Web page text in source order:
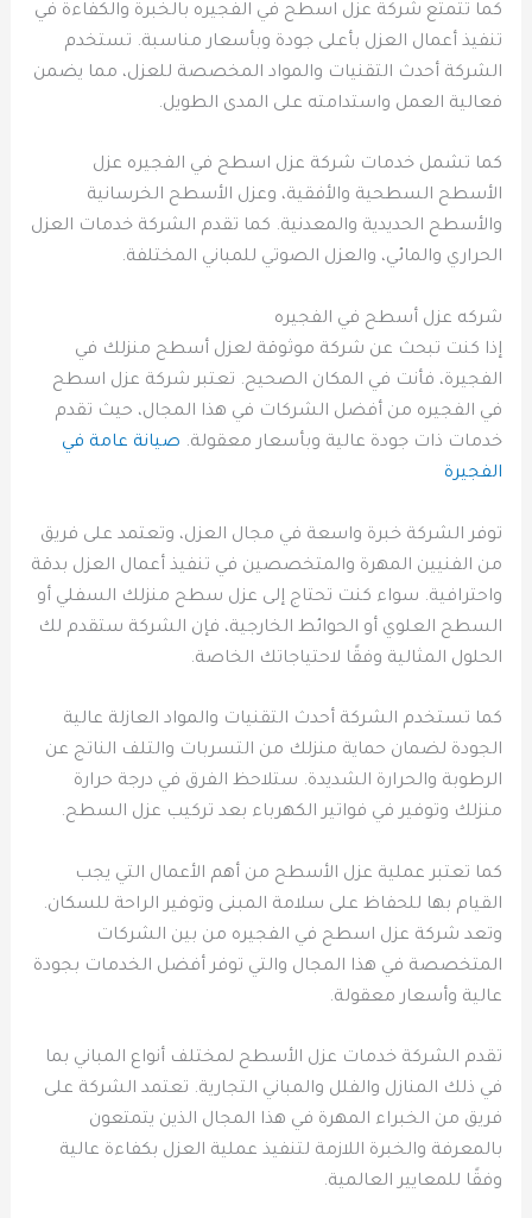
كما تتمتع شركة عزل اسطح في الفجيره بالخبرة والكفاءة في
تنفيذ أعمال العزل بأعلى جودة وبأسعار مناسبة. تستخدم
الشركة أحدث التقنيات والمواد المخصصة للعزل، مما يضمن
فعالية العمل واستدامته على المدى الطويل.
كما تشمل خدمات شركة عزل اسطح في الفجيره عزل
الأسطح السطحية والأفقية، وعزل الأسطح الخرسانية
والأسطح الحديدية والمعدنية. كما تقدم الشركة خدمات العزل
الحراري والمائي، والعزل الصوتي للمباني المختلفة.
شركه عزل أسطح في الفجيره
إذا كنت تبحث عن شركة موثوقة لعزل أسطح منزلك في
الفجيرة، فأنت في المكان الصحيح. تعتبر شركة عزل اسطح
في الفجيره من أفضل الشركات في هذا المجال، حيث تقدم
خدمات ذات جودة عالية وبأسعار معقولة. صيانة عامة في
الفجيرة
توفر الشركة خبرة واسعة في مجال العزل، وتعتمد على فريق
من الفنيين المهرة والمتخصصين في تنفيذ أعمال العزل بدقة
واحترافية. سواء كنت تحتاج إلى عزل سطح منزلك السفلي أو
السطح العلوي أو الحوائط الخارجية، فإن الشركة ستقدم لك
الحلول المثالية وفقًا لاحتياجاتك الخاصة.
كما تستخدم الشركة أحدث التقنيات والمواد العازلة عالية
الجودة لضمان حماية منزلك من التسربات والتلف الناتج عن
الرطوبة والحرارة الشديدة. ستلاحظ الفرق في درجة حرارة
منزلك وتوفير في فواتير الكهرباء بعد تركيب عزل السطح.
كما تعتبر عملية عزل الأسطح من أهم الأعمال التي يجب
القيام بها للحفاظ على سلامة المبنى وتوفير الراحة للسكان.
وتعد شركة عزل اسطح في الفجيره من بين الشركات
المتخصصة في هذا المجال والتي توفر أفضل الخدمات بجودة
عالية وأسعار معقولة.
تقدم الشركة خدمات عزل الأسطح لمختلف أنواع المباني بما
في ذلك المنازل والفلل والمباني التجارية. تعتمد الشركة على
فريق من الخبراء المهرة في هذا المجال الذين يتمتعون
بالمعرفة والخبرة اللازمة لتنفيذ عملية العزل بكفاءة عالية
وفقًا للمعايير العالمية.